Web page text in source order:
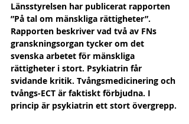
Länsstyrelsen har publicerat rapporten
”På tal om mänskliga rättigheter”.
Rapporten beskriver vad två av FNs
granskningsorgan tycker om det
svenska arbetet för mänskliga
rättigheter i stort. Psykiatrin får
svidande kritik. Tvångsmedicinering och
tvångs-ECT är faktiskt förbjudna. I
princip är psykiatrin ett stort övergrepp.